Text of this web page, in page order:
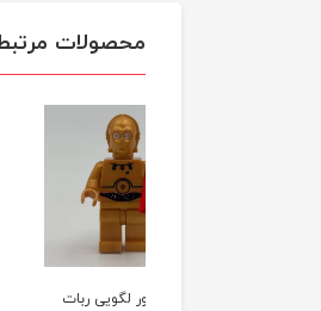
محصولات
مینی فیگور لگویی